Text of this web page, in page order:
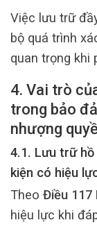
Việc lưu trữ
bộ quá trình
quan trọng khi
4. Vai trò
trong bảo
nhượng
4.1. Lưu trữ
kiện có hiệu
Theo Điều 117
hiệu lực khi